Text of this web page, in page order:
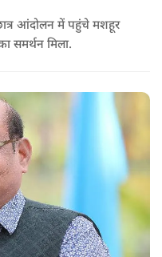
आंदोलन में पहुंचे मशहूर
समर्थन मिला.